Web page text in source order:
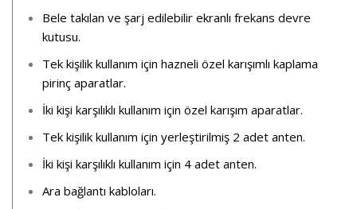
Bele takılan ve şarj edilebilir ekranlı frekans devre
kutusu.
Tek kişilik kullanım için hazneli özel karışımlı kaplama
pirinç aparatlar.
İki kişi karşılıklı kullanım için özel karışım aparatlar.
Tek kişilik kullanım için yerleştirilmiş 2 adet anten.
İki kişi karşılıklı kullanım için 4 adet anten.
Ara bağlantı kabloları.